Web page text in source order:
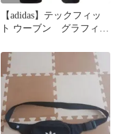
【adidas】テックフィッ
ト ウーブン グラフィッ